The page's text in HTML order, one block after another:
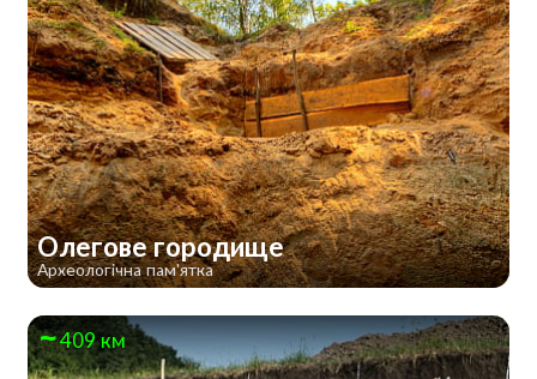
Олегове городище
Археологічна пам'ятка
409 км